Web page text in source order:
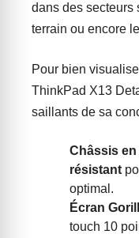
dans des secteurs
terrain ou encore
Pour bien
ThinkPad X13
saillants de sa
Châssis
résistant
optimal.
Écran
touch 10